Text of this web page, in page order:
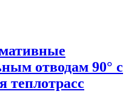
отводам 90° с